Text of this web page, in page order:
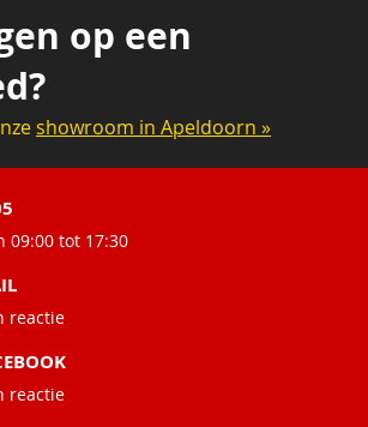
op een
showroom in Apeldoorn »
09:00 tot 17:30
reactie
reactie